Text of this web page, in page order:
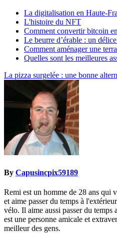
La digitalisation en Haute-
L'histoire du NFT
Comment convertir bitcoin
Le beurre d’érable : un
Comment aménager une
Quelles sont les meilleures
Navigation
l’article
La pizza surgelée : une bonne
By Capusincpix59189
Remi est un homme de 28 ans qui
et aime passer du temps à
vélo. Il aime aussi passer du temps
est une personne amicale et
meilleur des gens.